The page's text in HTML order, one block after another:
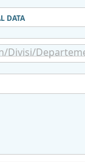
DATA
Divisi/